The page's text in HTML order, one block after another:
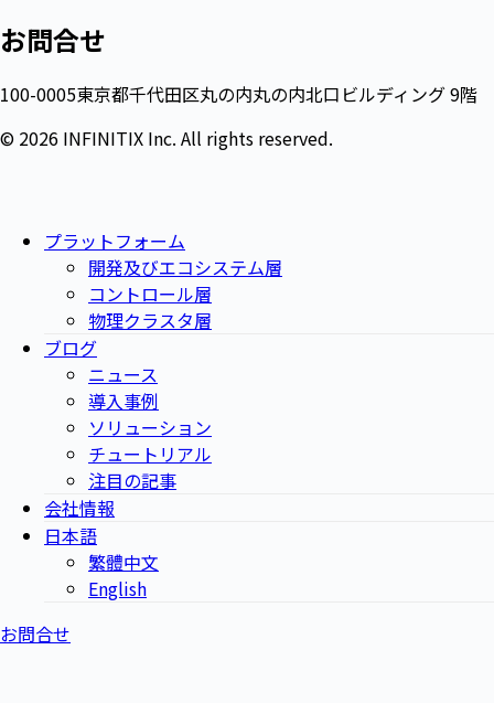
お問合せ
100-0005東京都千代田区丸の内丸の内北口ビルディング 9階
© 2026 INFINITIX Inc. All rights reserved.
プラットフォーム
開発及びエコシステム層
コントロール層
物理クラスタ層
ブログ
ニュース
導入事例
ソリューション
チュートリアル
注目の記事
会社情報
日本語
繁體中文
English
お問合せ